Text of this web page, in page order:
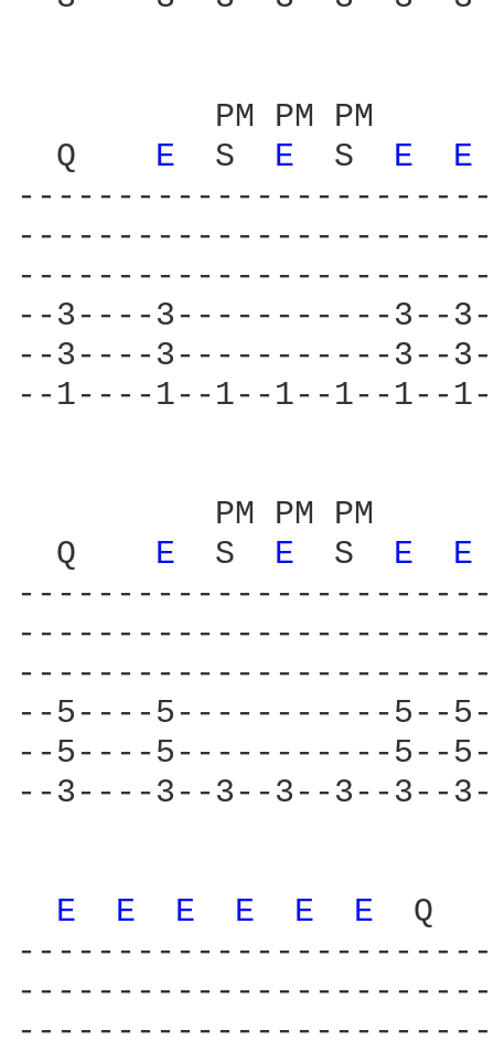
PM PM PM
  Q
E S E S E E
--3----3-----------3--
--3----3-----------3--
--1----1--1--1--1--
  Q
E S E S E E
--5----5-----------5--
--5----5-----------5--
--3----3--3--3--3--3--
E E E E E E
Q